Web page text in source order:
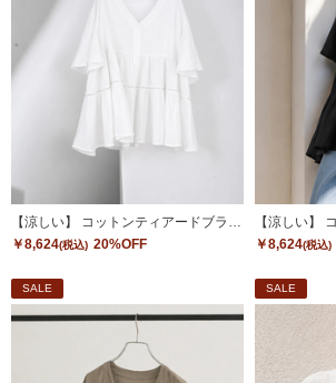
【涼しい】 コットンティアードブラウス
￥8,624(税込) 20%OFF
￥8,624(税込)
SALE SALE